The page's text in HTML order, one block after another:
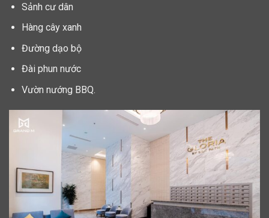
Sảnh cư dân
Hàng cây xanh
Đường dạo bộ
Đài phun nước
Vườn nướng BBQ.